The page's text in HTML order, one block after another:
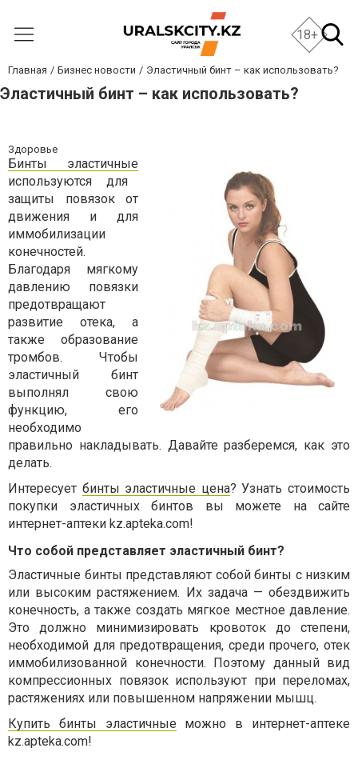
18+
Главная Бизнес новости Эластичный бинт – как использовать?
Эластичный бинт – как использовать?
Здоровье
Бинты эластичные
используются для
защиты повязок от
движения и для
иммобилизации
конечностей.
Благодаря мягкому
давлению повязки
предотвращают
развитие отека, а
также образование
тромбов. Чтобы
эластичный бинт
выполнял свою
функцию, его
необходимо
правильно накладывать. Давайте разберемся, как это
делать.
Интересует бинты эластичные цена? Узнать стоимость
покупки эластичных бинтов вы можете на сайте
интернет-аптеки kz.apteka.com!
Что собой представляет эластичный бинт?
Эластичные бинты представляют собой бинты с низким
или высоким растяжением. Их задача — обездвижить
конечность, а также создать мягкое местное давление.
Это должно минимизировать кровоток до степени,
необходимой для предотвращения, среди прочего, отек
иммобилизованной конечности. Поэтому данный вид
компрессионных повязок используют при переломах,
растяжениях или повышенном напряжении мышц.
Купить бинты эластичные можно в интернет-аптеке
kz.apteka.com!